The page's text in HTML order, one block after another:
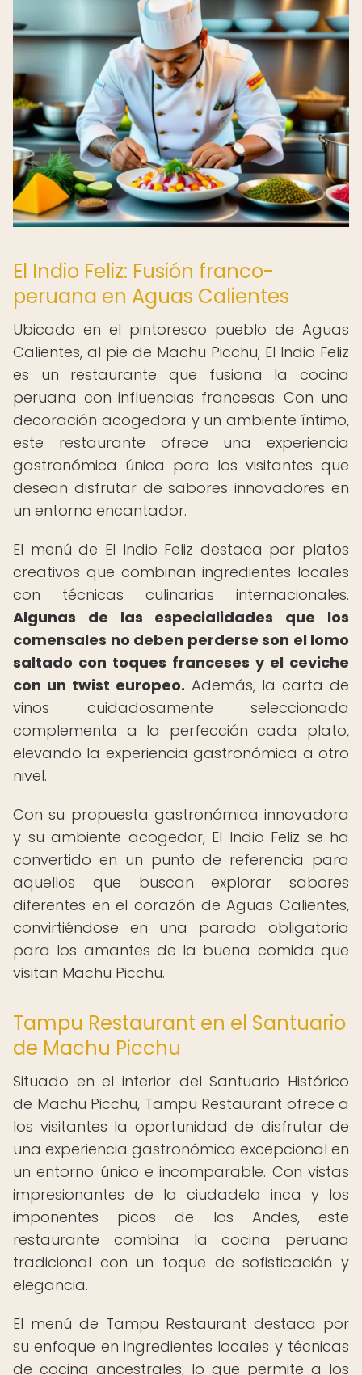
El Indio Feliz: Fusión franco-
peruana en Aguas Calientes
Ubicado en el pintoresco pueblo de Aguas
Calientes, al pie de Machu Picchu, El Indio Feliz
es un restaurante que fusiona la cocina
peruana con influencias francesas. Con una
decoración acogedora y un ambiente íntimo,
este restaurante ofrece una experiencia
gastronómica única para los visitantes que
desean disfrutar de sabores innovadores en
un entorno encantador.
El menú de El Indio Feliz destaca por platos
creativos que combinan ingredientes locales
con técnicas culinarias internacionales.
Algunas de las especialidades que los
comensales no deben perderse son el lomo
saltado con toques franceses y el ceviche
con un twist europeo. Además, la carta de
vinos cuidadosamente seleccionada
complementa a la perfección cada plato,
elevando la experiencia gastronómica a otro
nivel.
Con su propuesta gastronómica innovadora
y su ambiente acogedor, El Indio Feliz se ha
convertido en un punto de referencia para
aquellos que buscan explorar sabores
diferentes en el corazón de Aguas Calientes,
convirtiéndose en una parada obligatoria
para los amantes de la buena comida que
visitan Machu Picchu.
Tampu Restaurant en el Santuario
de Machu Picchu
Situado en el interior del Santuario Histórico
de Machu Picchu, Tampu Restaurant ofrece a
los visitantes la oportunidad de disfrutar de
una experiencia gastronómica excepcional en
un entorno único e incomparable. Con vistas
impresionantes de la ciudadela inca y los
imponentes picos de los Andes, este
restaurante combina la cocina peruana
tradicional con un toque de sofisticación y
elegancia.
El menú de Tampu Restaurant destaca por
su enfoque en ingredientes locales y técnicas
de cocina ancestrales, lo que permite a los